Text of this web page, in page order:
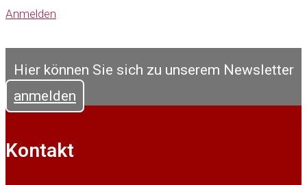
Anmelden
Hier können Sie sich zu unserem Newsletter
anmelden
Kontakt